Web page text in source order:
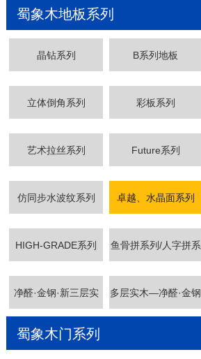
蜀象木地板系列
晶钻系列 B系列地板
立体倒角系列 彩板系列
艺术拉丝系列 Future系列
仿同步水波纹系列 卓越、水晶面系列
HIGH-GRADE系列 鱼骨拼系列/人字拼系
列
净醛·金钢·新三层实
木地板
多层实木—净醛·金钢
蜀象木门系列